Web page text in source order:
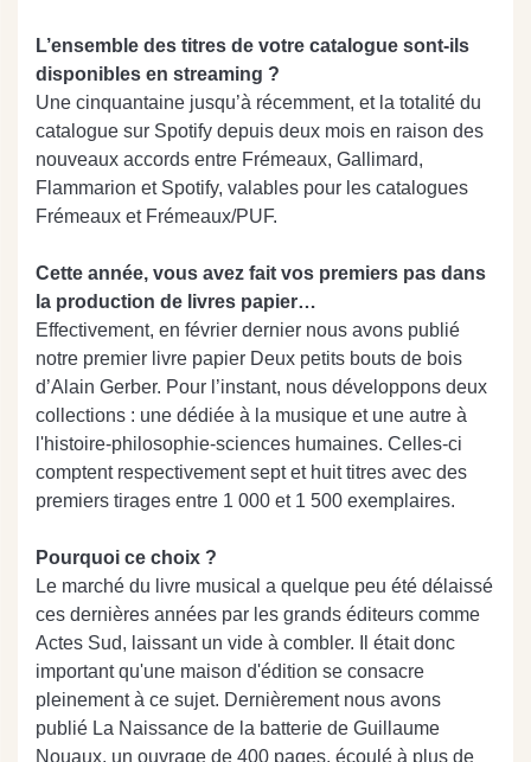
L’ensemble des titres de votre catalogue sont-ils
disponibles en streaming ?
Une cinquantaine jusqu’à récemment, et la totalité du
catalogue sur Spotify depuis deux mois en raison des
nouveaux accords entre Frémeaux, Gallimard,
Flammarion et Spotify, valables pour les catalogues
Frémeaux et Frémeaux/PUF.
Cette année, vous avez fait vos premiers pas dans
la production de livres papier…
Effectivement, en février dernier nous avons publié
notre premier livre papier Deux petits bouts de bois
d’Alain Gerber. Pour l’instant, nous développons deux
collections : une dédiée à la musique et une autre à
l'histoire-philosophie-sciences humaines. Celles-ci
comptent respectivement sept et huit titres avec des
premiers tirages entre 1 000 et 1 500 exemplaires.
Pourquoi ce choix ?
Le marché du livre musical a quelque peu été délaissé
ces dernières années par les grands éditeurs comme
Actes Sud, laissant un vide à combler. Il était donc
important qu'une maison d'édition se consacre
pleinement à ce sujet. Dernièrement nous avons
publié La Naissance de la batterie de Guillaume
Nouaux, un ouvrage de 400 pages, écoulé à plus de